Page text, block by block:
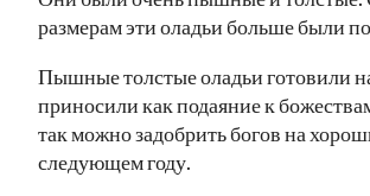
размерам эти оладьи больше были
Пышные толстые оладьи готовили
приносили как подаяние к
так можно задобрить богов на
следующем году.